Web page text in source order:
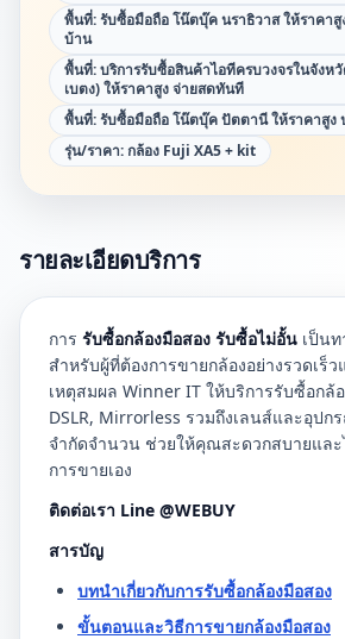
พื้นที่:รับซื้อมือถือ โน๊ตบุ๊ค นราธิวาส ให้ราคาสู
บ้าน
พื้นที่:บริการรับซื้อสินค้าไอทีครบวงจรในจังหวั
เบตง) ให้ราคาสูง จ่ายสดทันที
พื้นที่:รับซื้อมือถือ โน๊ตบุ๊ค ปัตตานี ให้ราคาสูง
รุ่น/ราคา:กล้อง Fuji XA5 + kit
รายละเอียดบริการ
การ รับซื้อกล้องมือสอง รับซื้อไม่อั้น เป็น
สำหรับผู้ที่ต้องการขายกล้องอย่างรวดเร็
เหตุสมผล Winner IT ให้บริการรับซื้อกล้
DSLR, Mirrorless รวมถึงเลนส์และอุปก
จำกัดจำนวน ช่วยให้คุณสะดวกสบายและ
การขายเอง
ติดต่อเรา Line @WEBUY
สารบัญ
บทนำเกี่ยวกับการรับซื้อกล้องมือสอง
ขั้นตอนและวิธีการขายกล้องมือสอง